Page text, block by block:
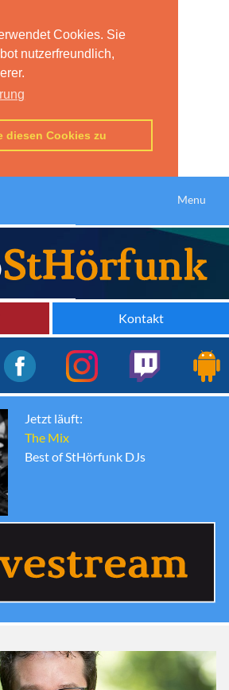
Cookies. Sie
nutzerfreundlich,
diesen Cookies zu
Menu
Kontakt
Jetzt läuft:
The Mix
Best of StHörfunk DJs